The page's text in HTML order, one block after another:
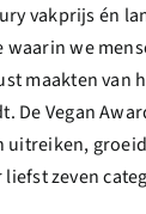
vakprijs én
waarin we
maakten van
De Vegan
uitreiken,
zeven